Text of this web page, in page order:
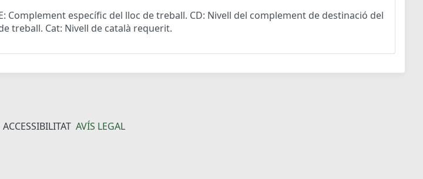
Complement específic del lloc de treball. CD: Nivell del complement de destinació del
treball. Cat: Nivell de català requerit.
ACCESSIBILITAT AVÍS LEGAL